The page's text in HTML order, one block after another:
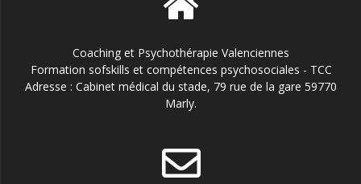
Coaching et Psychothérapie Valenciennes
Formation sofskills et compétences psychosociales - TCC
Adresse : Cabinet médical du stade, 79 rue de la gare 59770
Marly.